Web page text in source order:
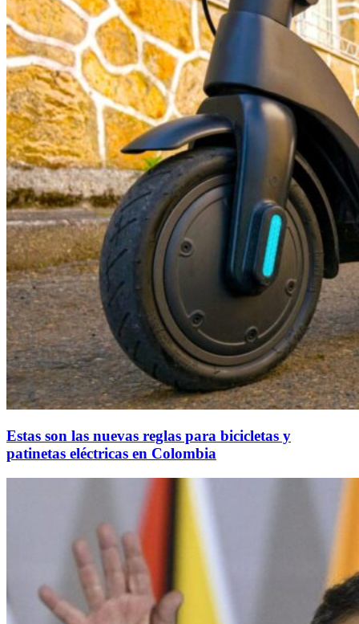
Estas son las nuevas reglas para bicicletas y
patinetas eléctricas en Colombia